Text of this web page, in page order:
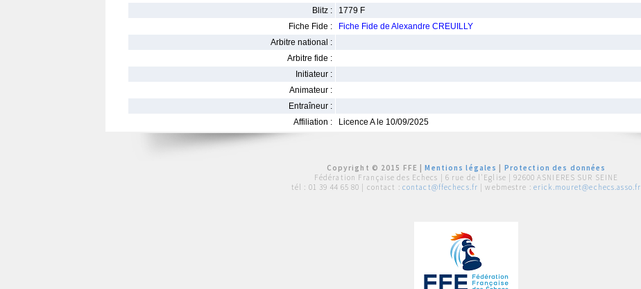
Blitz :
1779 F
Fiche Fide :
Fiche Fide de Alexandre CREUILLY
Arbitre national :
Arbitre fide :
Initiateur :
Animateur :
Entraîneur :
Affiliation :
Licence A le 10/09/2025
Copyright © 2015 FFE |Mentions légales
Protection des données
Fédération Française des Echecs | 6 rue de l'Eglise | 92600 ASNIERES SUR SEINE
tél : 01 39 44 65 80 | contact : contact@ffechecs.fr | webmestre : erick.mouret@echecs.asso.fr